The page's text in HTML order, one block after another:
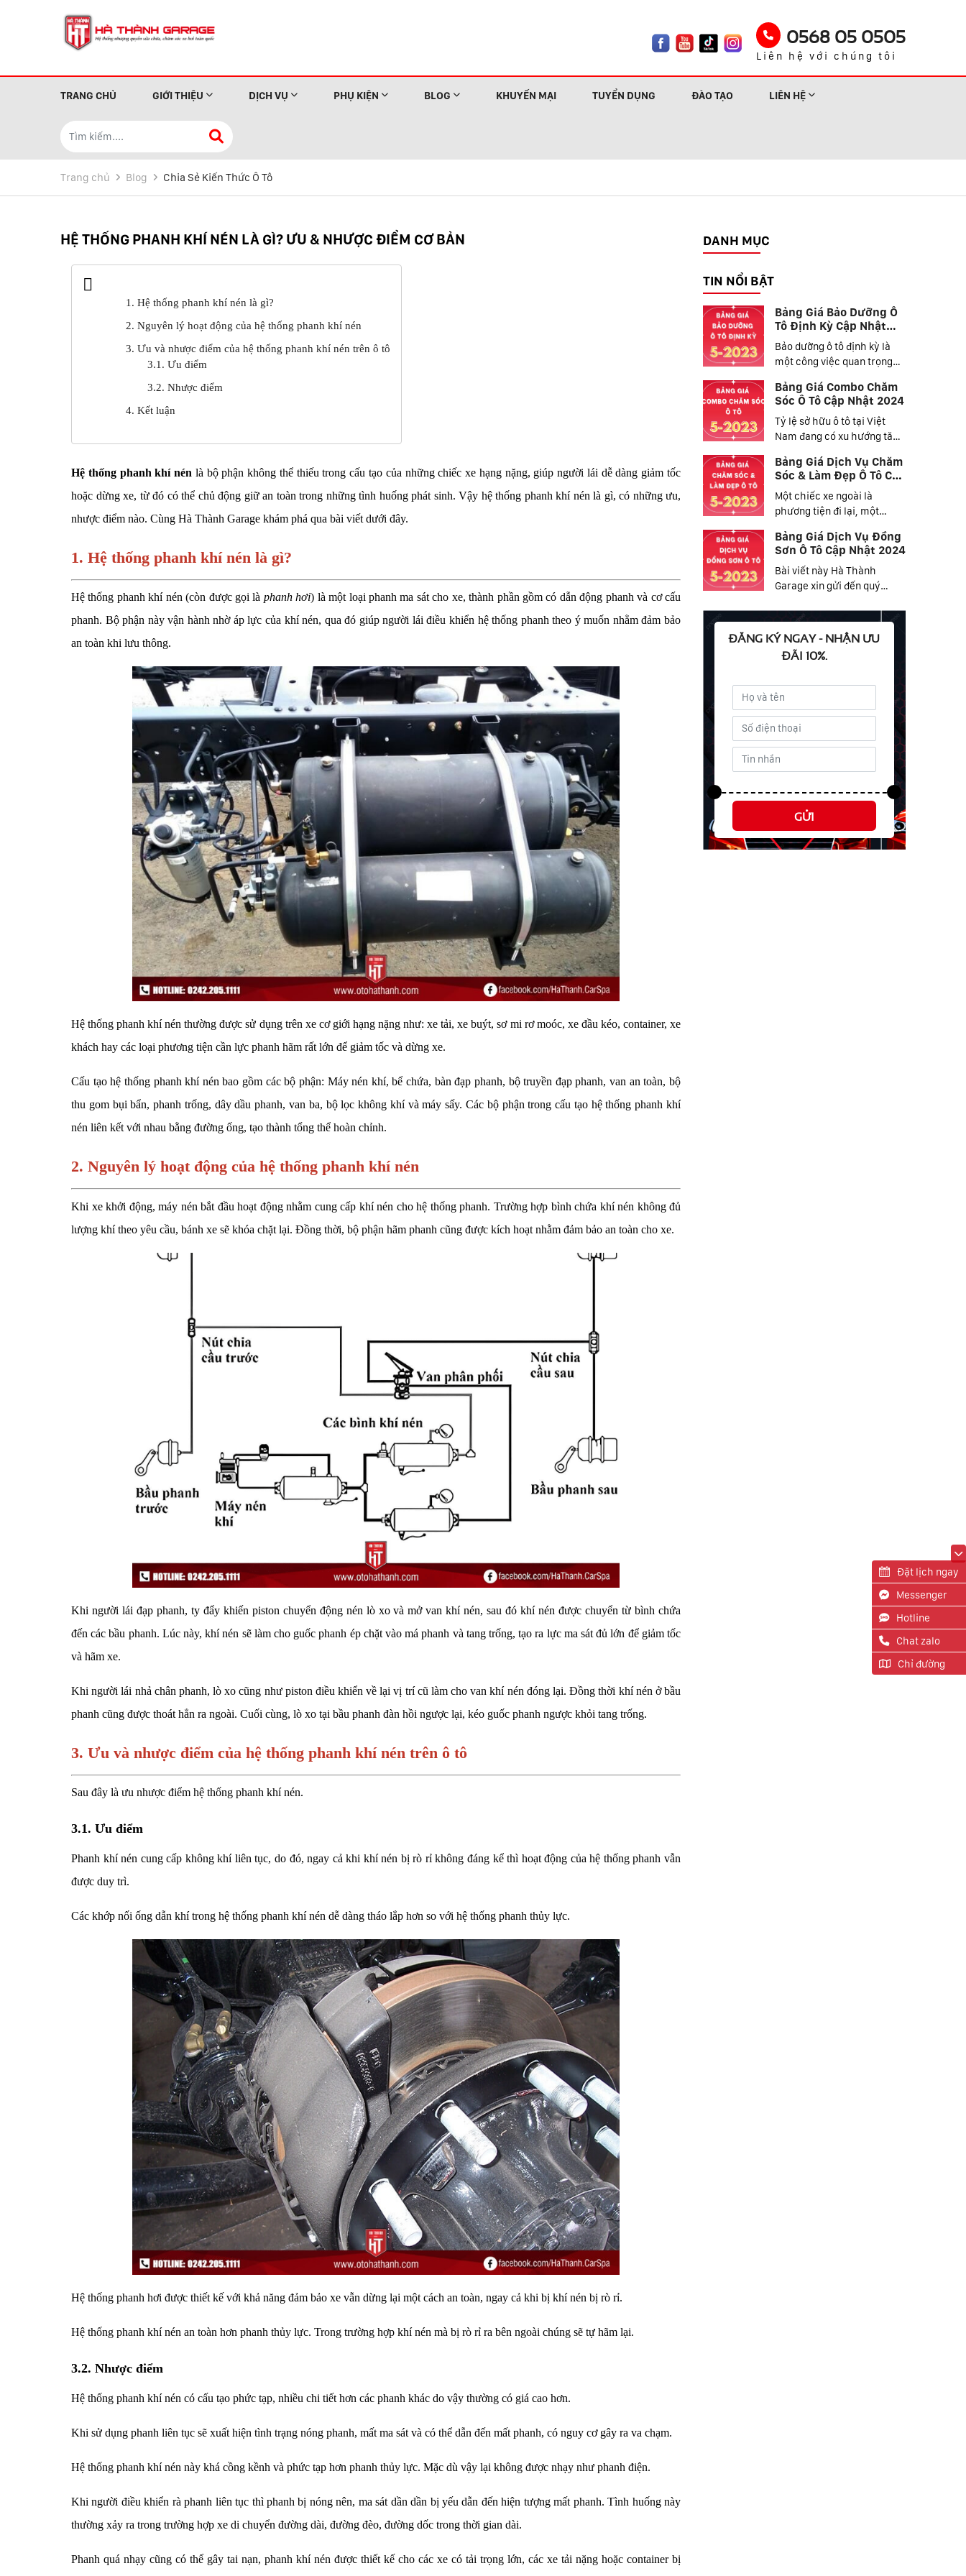
0568 05 0505
Liên hệ với chúng tôi
TRANG CHỦ GIỚI THIỆU DỊCH VỤ PHỤ KIỆN BLOG KHUYẾN MẠI TUYỂN DỤNG ĐÀO TẠO LIÊN HỆ
Trang chủ Blog Chia Sẻ Kiến Thức Ô Tô
HỆ THỐNG PHANH KHÍ NÉN LÀ GÌ? ƯU & NHƯỢC ĐIỂM CƠ BẢN
1. Hệ thống phanh khí nén là gì?
2. Nguyên lý hoạt động của hệ thống phanh khí nén
3. Ưu và nhược điểm của hệ thống phanh khí nén trên ô tô
3.1. Ưu điểm
3.2. Nhược điểm
4. Kết luận
Hệ thống phanh khí nén là bộ phận không thể thiếu trong cấu tạo của những chiếc xe hạng nặng, giúp người lái dễ dàng giảm tốc
hoặc dừng xe, từ đó có thể chủ động giữ an toàn trong những tình huống phát sinh. Vậy hệ thống phanh khí nén là gì, có những ưu,
nhược điểm nào. Cùng Hà Thành Garage khám phá qua bài viết dưới đây.
1. Hệ thống phanh khí nén là gì?
Hệ thống phanh khí nén (còn được gọi là phanh hơi) là một loại phanh ma sát cho xe, thành phần gồm có dẫn động phanh và cơ cấu
phanh. Bộ phận này vận hành nhờ áp lực của khí nén, qua đó giúp người lái điều khiển hệ thống phanh theo ý muốn nhằm đảm bảo
an toàn khi lưu thông.
Hệ thống phanh khí nén thường được sử dụng trên xe cơ giới hạng nặng như: xe tải, xe buýt, sơ mi rơ moóc, xe đầu kéo, container, xe
khách hay các loại phương tiện cần lực phanh hãm rất lớn để giảm tốc và dừng xe.
Cấu tạo hệ thống phanh khí nén bao gồm các bộ phận: Máy nén khí, bể chứa, bàn đạp phanh, bộ truyền đạp phanh, van an toàn, bộ
thu gom bụi bẩn, phanh trống, dây dầu phanh, van ba, bộ lọc không khí và máy sấy. Các bộ phận trong cấu tạo hệ thống phanh khí
nén liên kết với nhau bằng đường ống, tạo thành tổng thể hoàn chỉnh.
2. Nguyên lý hoạt động của hệ thống phanh khí nén
Khi xe khởi động, máy nén bắt đầu hoạt động nhằm cung cấp khí nén cho hệ thống phanh. Trường hợp bình chứa khí nén không đủ
lượng khí theo yêu cầu, bánh xe sẽ khóa chặt lại. Đồng thời, bộ phận hãm phanh cũng được kích hoạt nhằm đảm bảo an toàn cho xe.
Khi người lái đạp phanh, ty đẩy khiến piston chuyển động nén lò xo và mở van khí nén, sau đó khí nén được chuyển từ bình chứa
đến các bầu phanh. Lúc này, khí nén sẽ làm cho guốc phanh ép chặt vào má phanh và tang trống, tạo ra lực ma sát đủ lớn để giảm tốc
và hãm xe.
Khi người lái nhả chân phanh, lò xo cũng như piston điều khiển về lại vị trí cũ làm cho van khí nén đóng lại. Đồng thời khí nén ở bầu
phanh cũng được thoát hẳn ra ngoài. Cuối cùng, lò xo tại bầu phanh đàn hồi ngược lại, kéo guốc phanh ngược khỏi tang trống.
3. Ưu và nhược điểm của hệ thống phanh khí nén trên ô tô
Sau đây là ưu nhược điểm hệ thống phanh khí nén.
3.1. Ưu điểm
Phanh khí nén cung cấp không khí liên tục, do đó, ngay cả khi khí nén bị rò rỉ không đáng kể thì hoạt động của hệ thống phanh vẫn
được duy trì.
Các khớp nối ống dẫn khí trong hệ thống phanh khí nén dễ dàng tháo lắp hơn so với hệ thống phanh thủy lực.
Hệ thống phanh hơi được thiết kế với khả năng đảm bảo xe vẫn dừng lại một cách an toàn, ngay cả khi bị khí nén bị rò rỉ.
Hệ thống phanh khí nén an toàn hơn phanh thủy lực. Trong trường hợp khí nén mà bị rò rỉ ra bên ngoài chúng sẽ tự hãm lại.
3.2. Nhược điểm
Hệ thống phanh khí nén có cấu tạo phức tạp, nhiều chi tiết hơn các phanh khác do vậy thường có giá cao hơn.
Khi sử dụng phanh liên tục sẽ xuất hiện tình trạng nóng phanh, mất ma sát và có thể dẫn đến mất phanh, có nguy cơ gây ra va chạm.
Hệ thống phanh khí nén này khá cồng kềnh và phức tạp hơn phanh thủy lực. Mặc dù vậy lại không được nhạy như phanh điện.
Khi người điều khiển rà phanh liên tục thì phanh bị nóng nên, ma sát dần dần bị yếu dẫn đến hiện tượng mất phanh. Tình huống này
thường xảy ra trong trường hợp xe di chuyển đường dài, đường đèo, đường dốc trong thời gian dài.
Phanh quá nhạy cũng có thể gây tai nạn, phanh khí nén được thiết kế cho các xe có tải trọng lớn, các xe tải nặng hoặc container bị
DANH MỤC
TIN NỔI BẬT
Bảng Giá Bảo Dưỡng Ô
Tô Định Kỳ Cập Nhật
2024
Bảo dưỡng ô tô định kỳ là
một công việc quan trọng
Bảng Giá Combo Chăm
Sóc Ô Tô Cập Nhật 2024
Tỷ lệ sở hữu ô tô tại Việt
Nam đang có xu hướng tăng
Bảng Giá Dịch Vụ Chăm
Sóc & Làm Đẹp Ô Tô Cập
Nhật 2024
Một chiếc xe ngoài là
phương tiện đi lại, một
Bảng Giá Dịch Vụ Đồng
Sơn Ô Tô Cập Nhật 2024
Bài viết này Hà Thành
Garage xin gửi đến quý
ĐĂNG KÝ NGAY - NHẬN ƯU
ĐÃI 10%.
GỬI
Đặt lịch ngay
Messenger
Hotline
Chat zalo
Chỉ đường